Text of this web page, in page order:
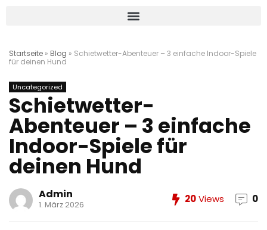
Startseite » Blog » Schietwetter-Abenteuer – 3 einfache Indoor-Spiele
für deinen Hund
Uncategorized
Schietwetter-
Abenteuer – 3 einfache
Indoor-Spiele für
deinen Hund
Admin
1. März 2026 20Views 0